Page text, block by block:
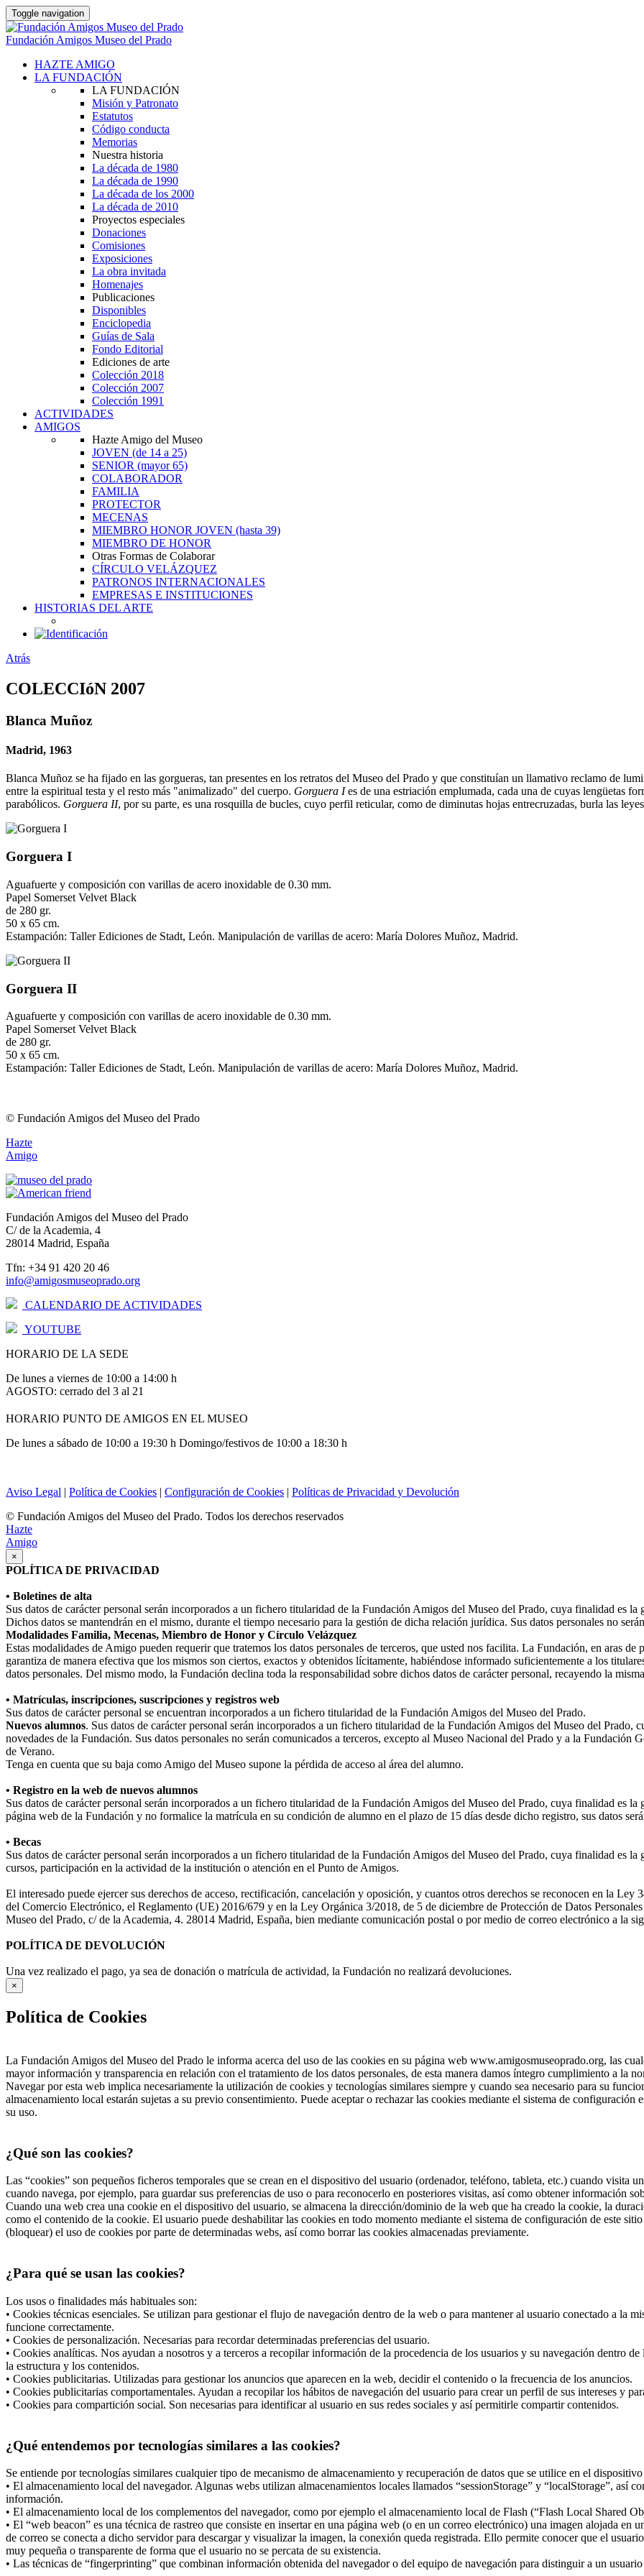
Toggle navigation
Fundación Amigos Museo del Prado
HAZTE AMIGO
LA FUNDACIÓN
LA FUNDACIÓN
Misión y Patronato
Estatutos
Código conducta
Memorias
Nuestra historia
La década de 1980
La década de 1990
La década de los 2000
La década de 2010
Proyectos especiales
Donaciones
Comisiones
Exposiciones
La obra invitada
Homenajes
Publicaciones
Disponibles
Enciclopedia
Guías de Sala
Fondo Editorial
Ediciones de arte
Colección 2018
Colección 2007
Colección 1991
ACTIVIDADES
AMIGOS
Hazte Amigo del Museo
JOVEN (de 14 a 25)
SENIOR (mayor 65)
COLABORADOR
FAMILIA
PROTECTOR
MECENAS
MIEMBRO HONOR JOVEN (hasta 39)
MIEMBRO DE HONOR
Otras Formas de Colaborar
CÍRCULO VELÁZQUEZ
PATRONOS INTERNACIONALES
EMPRESAS E INSTITUCIONES
HISTORIAS DEL ARTE
Atrás
COLECCIóN 2007
Blanca Muñoz
Madrid, 1963
Blanca Muñoz se ha fijado en las gorgueras, tan presentes en los retratos del Museo del Prado y que constituían un llamativo reclamo de
entre la espiritual testa y el resto más "animalizado" del cuerpo. Gorguera Ies de una estriación emplumada, cada una de cuyas lengüetas
parabólicos. Gorguera II, por su parte, es una rosquilla de bucles, cuyo perfil reticular, como de diminutas hojas entrecruzadas, burla las
Gorguera I
Aguafuerte y composición con varillas de acero inoxidable de 0.30 mm.
Papel Somerset Velvet Black
de 280 gr.
50 x 65 cm.
Estampación: Taller Ediciones de Stadt, León. Manipulación de varillas de acero: María Dolores Muñoz, Madrid.
Gorguera II
Aguafuerte y composición con varillas de acero inoxidable de 0.30 mm.
Papel Somerset Velvet Black
de 280 gr.
50 x 65 cm.
Estampación: Taller Ediciones de Stadt, León. Manipulación de varillas de acero: María Dolores Muñoz, Madrid.
© Fundación Amigos del Museo del Prado
Hazte
Amigo
Fundación Amigos del Museo del Prado
C/ de la Academia, 4
28014 Madrid, España
Tfn: +34 91 420 20 46
info@amigosmuseoprado.org
CALENDARIO DE ACTIVIDADES
YOUTUBE
HORARIO DE LA SEDE
De lunes a viernes de 10:00 a 14:00 h
AGOSTO: cerrado del 3 al 21
HORARIO PUNTO DE AMIGOS EN EL MUSEO
De lunes a sábado de 10:00 a 19:30 h Domingo/festivos de 10:00 a 18:30 h
Aviso Legal | Política de Cookies | Configuración de Cookies | Políticas de Privacidad y Devolución
© Fundación Amigos del Museo del Prado. Todos los derechos reservados
Hazte
Amigo
×
POLÍTICA DE PRIVACIDAD
• Boletines de alta
Sus datos de carácter personal serán incorporados a un fichero titularidad de la Fundación Amigos del Museo del Prado, cuya finalidad es
Dichos datos se mantendrán en el mismo, durante el tiempo necesario para la gestión de dicha relación jurídica. Sus datos personales no
Modalidades Familia, Mecenas, Miembro de Honor y Círculo Velázquez
Estas modalidades de Amigo pueden requerir que tratemos los datos personales de terceros, que usted nos facilita. La Fundación, en aras de
garantiza de manera efectiva que los mismos son ciertos, exactos y obtenidos lícitamente, habiéndose informado suficientemente a los
datos personales. Del mismo modo, la Fundación declina toda la responsabilidad sobre dichos datos de carácter personal, recayendo la
• Matrículas, inscripciones, suscripciones y registros web
Sus datos de carácter personal se encuentran incorporados a un fichero titularidad de la Fundación Amigos del Museo del Prado.
Nuevos alumnos. Sus datos de carácter personal serán incorporados a un fichero titularidad de la Fundación Amigos del Museo del Prado,
novedades de la Fundación. Sus datos personales no serán comunicados a terceros, excepto al Museo Nacional del Prado y a la
de Verano.
Tenga en cuenta que su baja como Amigo del Museo supone la pérdida de acceso al área del alumno.
• Registro en la web de nuevos alumnos
Sus datos de carácter personal serán incorporados a un fichero titularidad de la Fundación Amigos del Museo del Prado, cuya finalidad es la
página web de la Fundación y no formalice la matrícula en su condición de alumno en el plazo de 15 días desde dicho registro, sus datos
• Becas
Sus datos de carácter personal serán incorporados a un fichero titularidad de la Fundación Amigos del Museo del Prado, cuya finalidad es
cursos, participación en la actividad de la institución o atención en el Punto de Amigos.
El interesado puede ejercer sus derechos de acceso, rectificación, cancelación y oposición, y cuantos otros derechos se reconocen en la
del Comercio Electrónico, el Reglamento (UE) 2016/679 y en la Ley Orgánica 3/2018, de 5 de diciembre de Protección de Datos
Museo del Prado, c/ de la Academia, 4. 28014 Madrid, España, bien mediante comunicación postal o por medio de correo electrónico a la
POLÍTICA DE DEVOLUCIÓN
Una vez realizado el pago, ya sea de donación o matrícula de actividad, la Fundación no realizará devoluciones.
×
Política de Cookies
La Fundación Amigos del Museo del Prado le informa acerca del uso de las cookies en su página web www.amigosmuseoprado.org, las
mayor información y transparencia en relación con el tratamiento de los datos personales, de esta manera damos íntegro cumplimiento a la
Navegar por esta web implica necesariamente la utilización de cookies y tecnologías similares siempre y cuando sea necesario para su
almacenamiento local estarán sujetas a su previo consentimiento. Puede aceptar o rechazar las cookies mediante el sistema de
su uso.
¿Qué son las cookies?
Las “cookies” son pequeños ficheros temporales que se crean en el dispositivo del usuario (ordenador, teléfono, tableta, etc.) cuando visita
cuando navega, por ejemplo, para guardar sus preferencias de uso o para reconocerlo en posteriores visitas, así como obtener información
Cuando una web crea una cookie en el dispositivo del usuario, se almacena la dirección/dominio de la web que ha creado la cookie, la
como el contenido de la cookie. El usuario puede deshabilitar las cookies en todo momento mediante el sistema de configuración de este
(bloquear) el uso de cookies por parte de determinadas webs, así como borrar las cookies almacenadas previamente.
¿Para qué se usan las cookies?
Los usos o finalidades más habituales son:
• Cookies técnicas esenciales. Se utilizan para gestionar el flujo de navegación dentro de la web o para mantener al usuario conectado a la
funcione correctamente.
• Cookies de personalización. Necesarias para recordar determinadas preferencias del usuario.
• Cookies analíticas. Nos ayudan a nosotros y a terceros a recopilar información de la procedencia de los usuarios y su navegación dentro
la estructura y los contenidos.
• Cookies publicitarias. Utilizadas para gestionar los anuncios que aparecen en la web, decidir el contenido o la frecuencia de los anuncios.
• Cookies publicitarias comportamentales. Ayudan a recopilar los hábitos de navegación del usuario para crear un perfil de sus intereses y
• Cookies para compartición social. Son necesarias para identificar al usuario en sus redes sociales y así permitirle compartir contenidos.
¿Qué entendemos por tecnologías similares a las cookies?
Se entiende por tecnologías similares cualquier tipo de mecanismo de almacenamiento y recuperación de datos que se utilice en el
• El almacenamiento local del navegador. Algunas webs utilizan almacenamientos locales llamados “sessionStorage” y “localStorage”, así
información.
• El almacenamiento local de los complementos del navegador, como por ejemplo el almacenamiento local de Flash (“Flash Local Shared
• El “web beacon” es una técnica de rastreo que consiste en insertar en una página web (o en un correo electrónico) una imagen alojada
de correo se conecta a dicho servidor para descargar y visualizar la imagen, la conexión queda registrada. Ello permite conocer que el
muy pequeña o transparente de forma que el usuario no se percata de su existencia.
• Las técnicas de “fingerprinting” que combinan información obtenida del navegador o del equipo de navegación para distinguir a un